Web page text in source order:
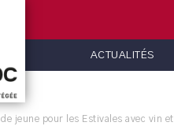
ACTUALITÉS
de jeune pour les Estivales avec vin